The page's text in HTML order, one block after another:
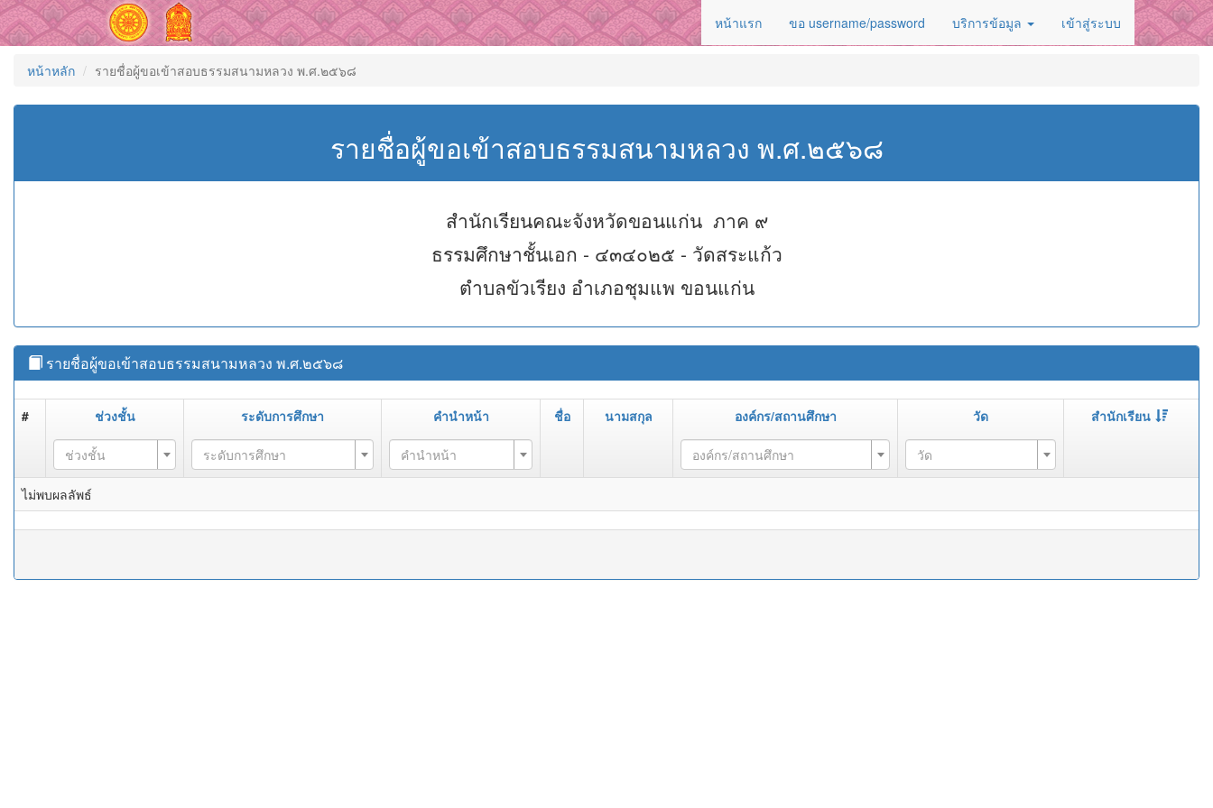
หน้าแรก ขอ username/password บริการข้อมูล เข้าสู่ระบบ
หน้าหลัก รายชื่อผู้ขอเข้าสอบธรรมสนามหลวง พ.ศ.๒๕๖๘
รายชื่อผู้ขอเข้าสอบธรรมสนามหลวง พ.ศ.๒๕๖๘
สำนักเรียนคณะจังหวัดขอนแก่น ภาค ๙
ธรรมศึกษาชั้นเอก - ๔๓๔๐๒๕ - วัดสระแก้ว
ตำบลขัวเรียง อำเภอชุมแพ ขอนแก่น
รายชื่อผู้ขอเข้าสอบธรรมสนามหลวง พ.ศ.๒๕๖๘
# ช่วงชั้น ระดับการศึกษา คำนำหน้า ชื่อ นามสกุล องค์กร/สถานศึกษา วัด สำนักเรียน
ช่วงชั้น ระดับการศึกษา คำนำหน้า องค์กร/สถานศึกษา วัด
ไม่พบผลลัพธ์